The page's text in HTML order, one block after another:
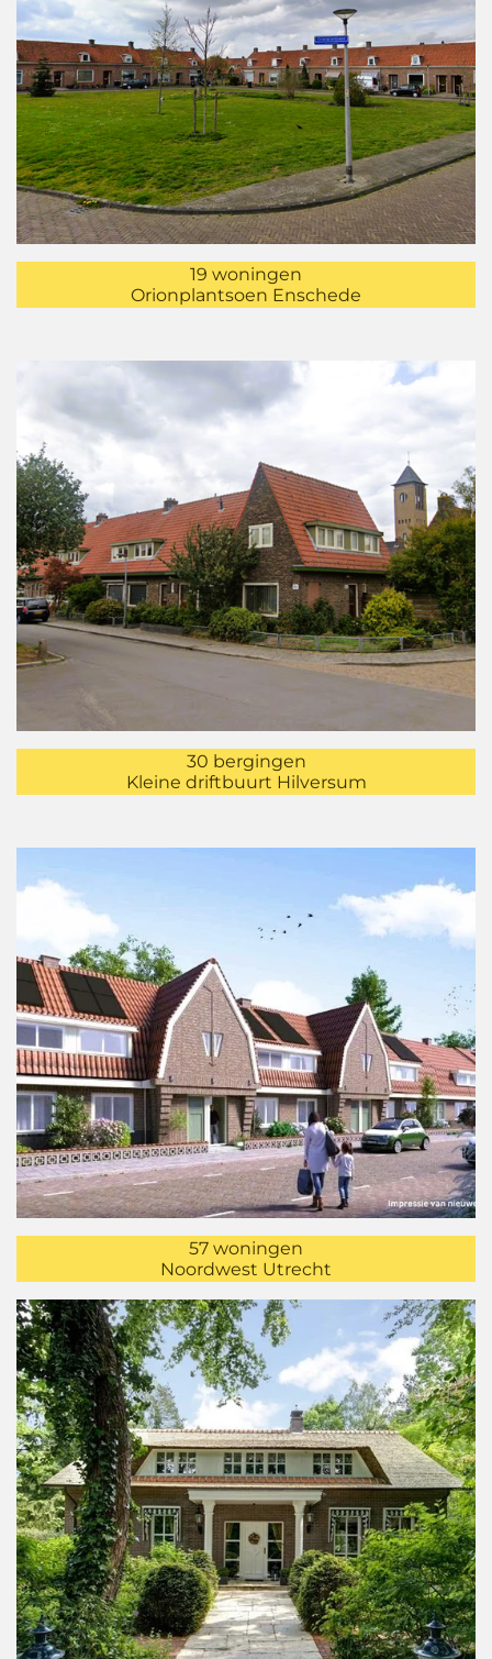
19 woningen
Orionplantsoen Enschede
30 bergingen
Kleine driftbuurt Hilversum
57 woningen
Noordwest Utrecht